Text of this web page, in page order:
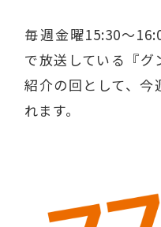
毎週金曜15:30〜
で放送している『
紹介の回として、今
れます。